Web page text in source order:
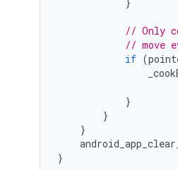
// Only
// move
if (
}
}
}
}